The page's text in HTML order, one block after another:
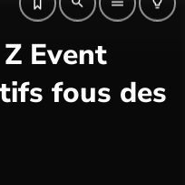
0
search menu lightbulb_outline
Event
fous des